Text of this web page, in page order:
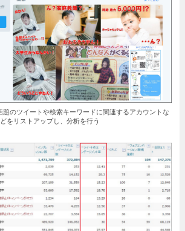
のツイートや検索キーワードに関連するアカウントな
どをリストアップし、分析を行う